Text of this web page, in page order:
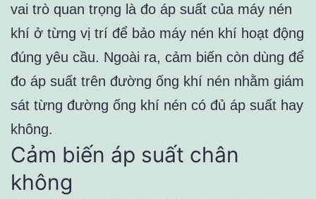
vai trò quan trọng là đo áp suất của máy nén
khí ở từng vị trí để bảo máy nén khí hoạt động
đúng yêu cầu. Ngoài ra, cảm biến còn dùng để
đo áp suất trên đường ống khí nén nhằm giám
sát từng đường ống khí nén có đủ áp suất hay
không.
Cảm biến áp suất chân
không